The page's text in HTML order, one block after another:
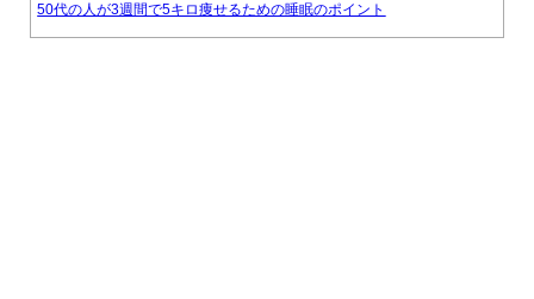
50代の人が3週間で5キロ痩せるための睡眠のポイント